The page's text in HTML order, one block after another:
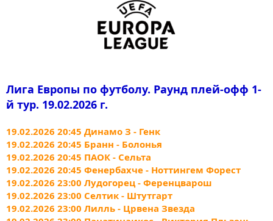
Лига Европы по футболу. Раунд плей-офф 1-
й тур. 19.02.2026 г.
19.02.2026 20:45 Динамо З - Генк
19.02.2026 20:45 Бранн - Болонья
19.02.2026 20:45 ПАОК - Сельта
19.02.2026 20:45 Фенербахче - Ноттингем Форест
19.02.2026 23:00 Лудогорец - Ференцварош
19.02.2026 23:00 Селтик - Штутгарт
19.02.2026 23:00 Лилль - Црвена Звезда